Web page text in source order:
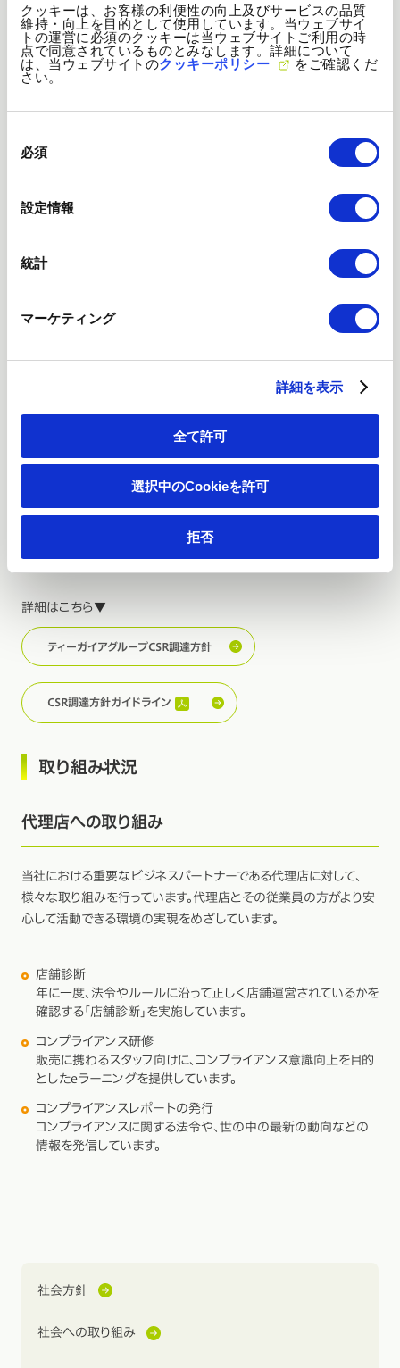
クッキーは、お客様の利便性の向上及びサービスの品質
維持・向上を目的として使用しています。当ウェブサイ
トの運営に必須のクッキーは当ウェブサイトご利用の時
点で同意されているものとみなします。詳細について
は、当ウェブサイトのクッキーポリシー
をご確認くだ
さい。
必須
設定情報
統計
マーケティング
詳細を表示
全て許可
選択中のCookieを許可
拒否
ティーガイアグループCSR調達方針
法令を遵守したクリーンな事業活動
人権の尊重と労働・安全衛生への配慮
地球環境への配慮
品質・安全性の確保
詳細はこちら▼
ティーガイアグループCSR調達方針
CSR調達方針ガイドライン
取り組み状況
代理店への取り組み
当社における重要なビジネスパートナーである代理店に対して、
様々な取り組みを行っています。代理店とその従業員の方がより安
心して活動できる環境の実現をめざしています。
店舗診断
年に一度、法令やルールに沿って正しく店舗運営されているかを
確認する「店舗診断」を実施しています。
コンプライアンス研修
販売に携わるスタッフ向けに、コンプライアンス意識向上を目的
としたeラーニングを提供しています。
コンプライアンスレポートの発行
コンプライアンスに関する法令や、世の中の最新の動向などの
情報を発信しています。
社会方針
社会への取り組み